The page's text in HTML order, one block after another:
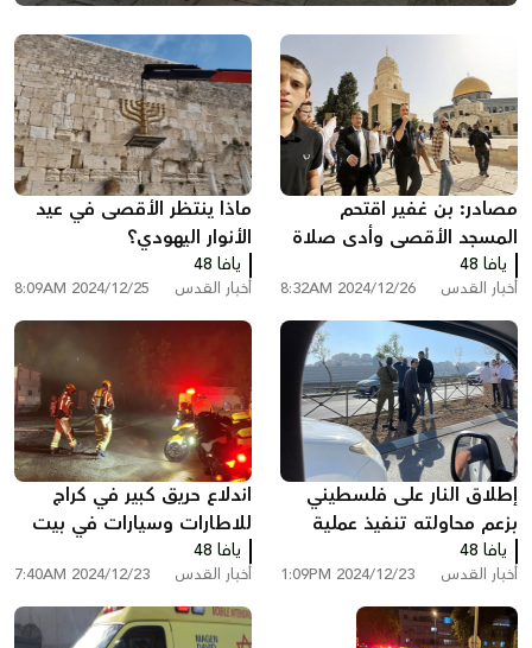
مصادر: بن غفير اقتحم
المسجد الأقصى وأدى صلاة
لـ ‘لعودة المختطفين‘
يافا 48
أخبار القدس 2024/12/26 8:32AM
ماذا ينتظر الأقصى في عيد
الأنوار اليهودي؟
يافا 48
أخبار القدس 2024/12/25 8:09AM
إطلاق النار على فلسطيني
بزعم محاولته تنفيذ عملية
طعن قرب حاجز حزما
يافا 48
أخبار القدس 2024/12/23 1:09PM
اندلاع حريق كبير في كراج
للاطارات وسيارات في بيت
حنينا بالقدس
يافا 48
أخبار القدس 2024/12/23 7:40AM